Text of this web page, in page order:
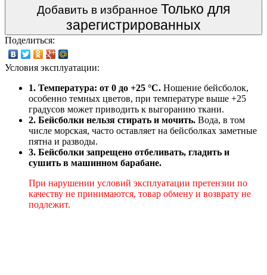
Добавить в избранное Только для
зарегистрированных
Поделиться:
Условия эксплуатации:
1. Температура: от 0 до +25 °C. Ношение бейсболок,
особенно темных цветов, при температуре выше +25
градусов может приводить к выгоранию ткани.
2. Бейсболки нельзя стирать и мочить. Вода, в том
числе морская, часто оставляет на бейсболках заметные
пятна и разводы.
3. Бейсболки запрещено отбеливать, гладить и
сушить в машинном барабане.
При нарушении условий эксплуатации претензии по
качеству не принимаются, товар обмену и возврату не
подлежит.